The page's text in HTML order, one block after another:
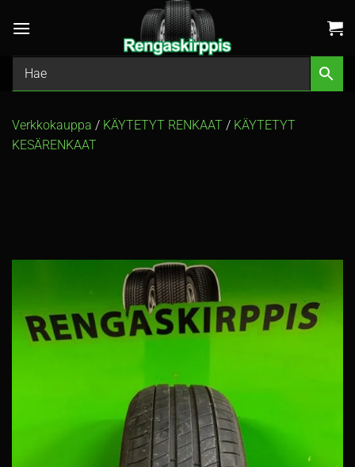
Verkkokauppa / KÄYTETYT RENKAAT / KÄYTETYT
KESÄRENKAAT